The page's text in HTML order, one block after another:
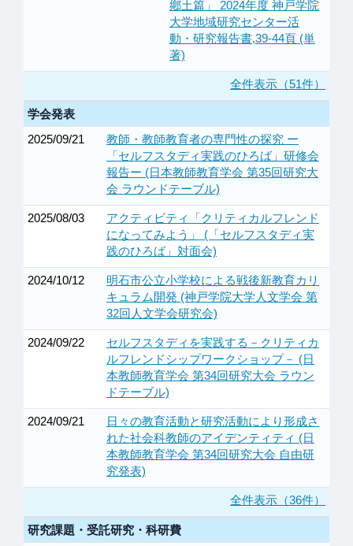
鄕土篇」 2024年度 神戸学院
大学地域研究センター活
動・研究報告書,39-44頁 (単
著)
全件表示（51件）
学会発表
2025/09/21
教師・教師教育者の専門性の探究 ー
「セルフスタディ実践のひろば」研修会
報告ー (日本教師教育学会 第35回研究大
会 ラウンドテーブル)
2025/08/03
アクティビティ「クリティカルフレンド
になってみよう」 (「セルフスタディ実
践のひろば」対面会)
2024/10/12
明石市公立小学校による戦後新教育カリ
キュラム開発 (神戸学院大学人文学会 第
32回人文学会研究会)
2024/09/22
セルフスタディを実践する－クリティカ
ルフレンドシップワークショップ－ (日
本教師教育学会 第34回研究大会 ラウン
ドテーブル)
2024/09/21
日々の教育活動と研究活動により形成さ
れた社会科教師のアイデンティティ (日
本教師教育学会 第34回研究大会 自由研
究発表)
全件表示（36件）
研究課題・受託研究・科研費